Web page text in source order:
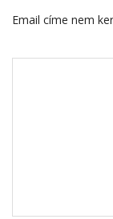
Email címe nem